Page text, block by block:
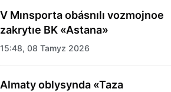
V Mınsporta obásnılı vozmojnoe
zakrytıe BK «Astana»
15:48, 08 Tamyz 2026
Almaty oblysynda «Taza